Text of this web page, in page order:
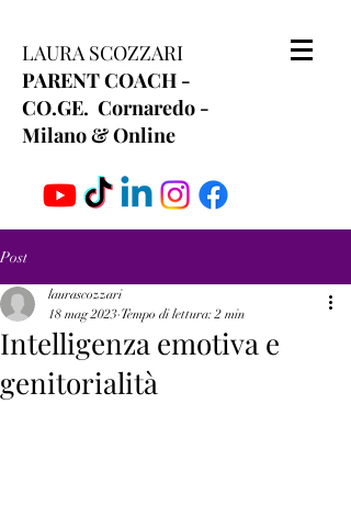
LAURA SCOZZARI
PARENT COACH -
CO.GE. Cornaredo -
Milano & Online
Post
Intelligenza emotiva e
genitorialità
laurascozzari
18 mag 2023 Tempo di lettura: 2 min